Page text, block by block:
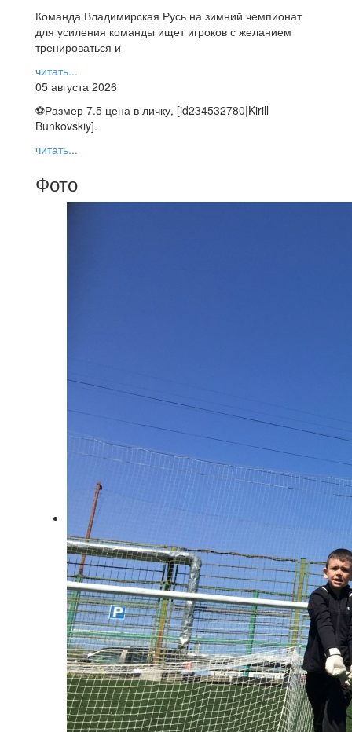
Команда Владимирская Русь на зимний чемпионат
для усиления команды ищет игроков с желанием
тренироваться и
читать...
05 августа 2026
⚽️Размер 7.5 цена в личку, [id234532780|Kirill
Bunkovskiy].
читать...
Фото